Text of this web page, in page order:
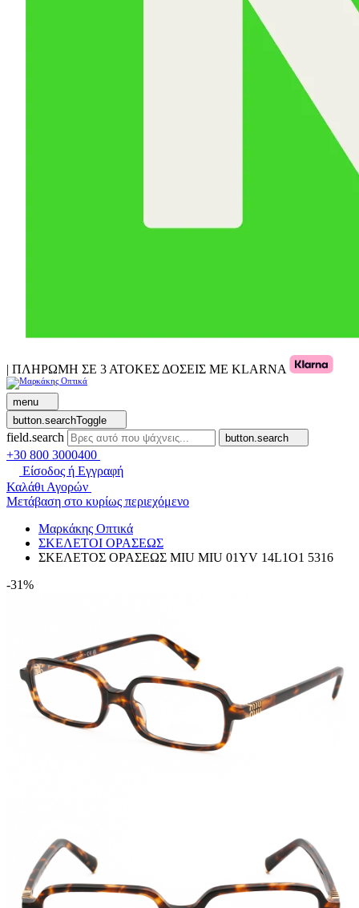
| ΠΛΗΡΩΜΗ ΣΕ 3 ΑΤΟΚΕΣ ΔΟΣΕΙΣ ΜΕ KLARNA
menu
button.searchToggle
field.search button.search
+30 800 3000400
Είσοδος ή Εγγραφή
Καλάθι Αγορών
Μετάβαση στο κυρίως περιεχόμενο
Μαρκάκης Οπτικά
ΣΚΕΛΕΤΟΙ ΟΡΑΣΕΩΣ
ΣΚΕΛΕΤΟΣ ΟΡΑΣΕΩΣ MIU MIU 01YV 14L1O1 5316
-31%